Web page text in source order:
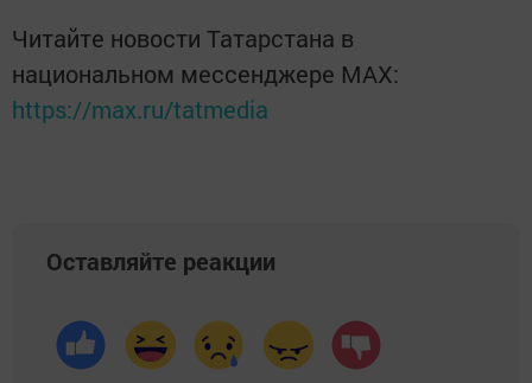
Читайте новости Татарстана в
национальном мессенджере MАХ:
https://max.ru/tatmedia
Оставляйте реакции